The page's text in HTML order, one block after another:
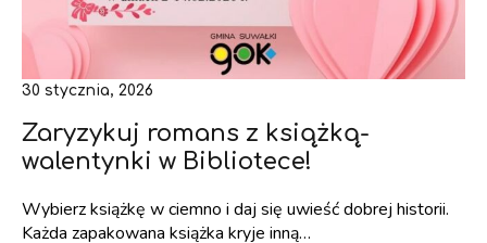
Zaryzykuj romans z książką-
walentynki w Bibliotece!
30 stycznia, 2026
Wybierz książkę w ciemno i daj się uwieść dobrej historii.
Każda zapakowana książka kryje inną…